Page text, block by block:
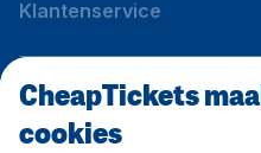
Klantenservice
CheapTickets.be
CheapTickets
cookies